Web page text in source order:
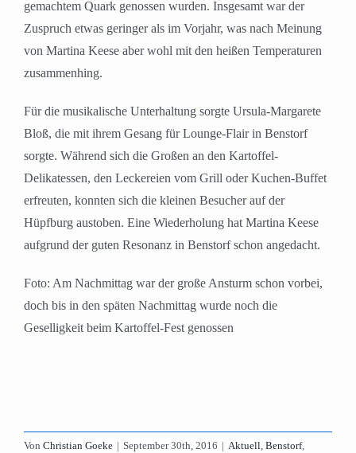
gemachtem Quark genossen wurden. Insgesamt war der
Zuspruch etwas geringer als im Vorjahr, was nach Meinung
von Martina Keese aber wohl mit den heißen Temperaturen
zusammenhing.
Für die musikalische Unterhaltung sorgte Ursula-Margarete
Bloß, die mit ihrem Gesang für Lounge-Flair in Benstorf
sorgte. Während sich die Großen an den Kartoffel-
Delikatessen, den Leckereien vom Grill oder Kuchen-Buffet
erfreuten, konnten sich die kleinen Besucher auf der
Hüpfburg austoben. Eine Wiederholung hat Martina Keese
aufgrund der guten Resonanz in Benstorf schon angedacht.
Foto: Am Nachmittag war der große Ansturm schon vorbei,
doch bis in den späten Nachmittag wurde noch die
Geselligkeit beim Kartoffel-Fest genossen
Von Christian Goeke | September 30th, 2016 | Aktuell, Benstorf,